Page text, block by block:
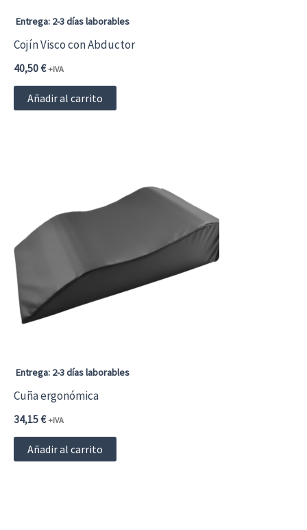
Entrega: 2-3 días laborables
Cojín Visco con Abductor
40,50€ +IVA
Añadir al carrito
Entrega: 2-3 días laborables
Cuña ergonómica
34,15€ +IVA
Añadir al carrito